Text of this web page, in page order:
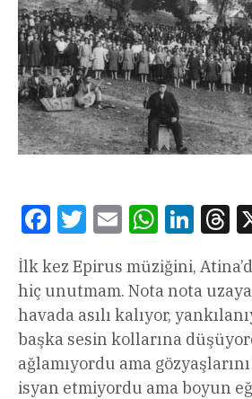
FacebookTwitterEmail WhatsApp
İlk kez Epirus müziğini,
hiç unutmam. Nota nota
havada asılı kalıyor,
başka sesin kollarına
ağlamıyordu ama
isyan etmiyordu ama boyun